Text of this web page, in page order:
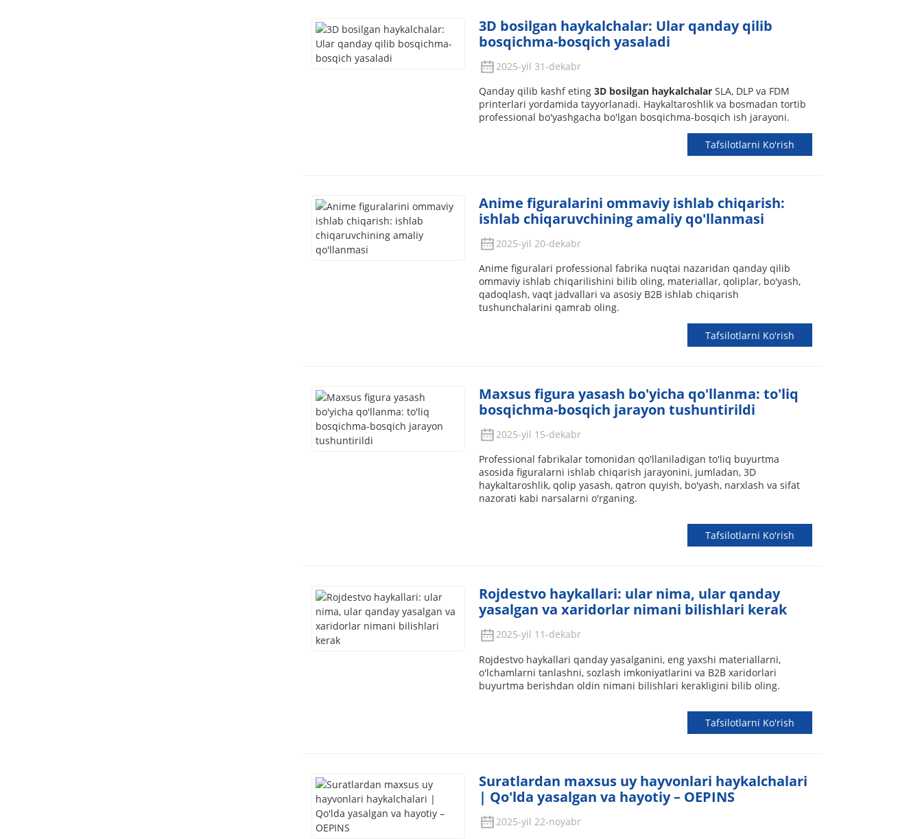
3D bosilgan haykalchalar: Ular qanday qilib
bosqichma-bosqich yasaladi
2025-yil 31-dekabr
Qanday qilib kashf eting 3D bosilgan haykalchalar SLA, DLP va FDM
printerlari yordamida tayyorlanadi. Haykaltaroshlik va bosmadan tortib
professional bo'yashgacha bo'lgan bosqichma-bosqich ish jarayoni.
Tafsilotlarni Ko'rish
Anime figuralarini ommaviy ishlab chiqarish:
ishlab chiqaruvchining amaliy qo'llanmasi
2025-yil 20-dekabr
Anime figuralari professional fabrika nuqtai nazaridan qanday qilib
ommaviy ishlab chiqarilishini bilib oling, materiallar, qoliplar, bo'yash,
qadoqlash, vaqt jadvallari va asosiy B2B ishlab chiqarish
tushunchalarini qamrab oling.
Tafsilotlarni Ko'rish
Maxsus figura yasash bo'yicha qo'llanma: to'liq
bosqichma-bosqich jarayon tushuntirildi
2025-yil 15-dekabr
Professional fabrikalar tomonidan qo'llaniladigan to'liq buyurtma
asosida figuralarni ishlab chiqarish jarayonini, jumladan, 3D
haykaltaroshlik, qolip yasash, qatron quyish, bo'yash, narxlash va sifat
nazorati kabi narsalarni o'rganing.
Tafsilotlarni Ko'rish
Rojdestvo haykallari: ular nima, ular qanday
yasalgan va xaridorlar nimani bilishlari kerak
2025-yil 11-dekabr
Rojdestvo haykallari qanday yasalganini, eng yaxshi materiallarni,
o'lchamlarni tanlashni, sozlash imkoniyatlarini va B2B xaridorlari
buyurtma berishdan oldin nimani bilishlari kerakligini bilib oling.
Tafsilotlarni Ko'rish
Suratlardan maxsus uy hayvonlari haykalchalari
| Qo'lda yasalgan va hayotiy – OEPINS
2025-yil 22-noyabr